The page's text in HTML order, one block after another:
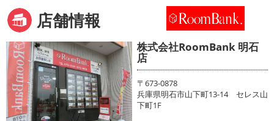
店舗情報
株式会社RoomBank 明石
店
〒673-0878
兵庫県明石市山下町13-14 セレス山
下町1F